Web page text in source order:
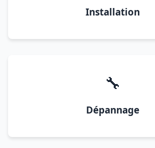
Installation
🔧
Dépannage